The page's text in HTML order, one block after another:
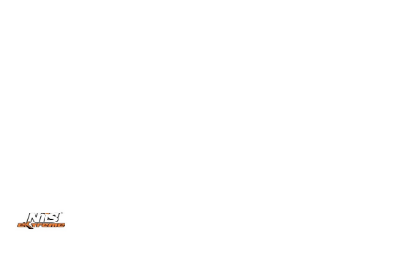
PRODUCENTA:
NILS